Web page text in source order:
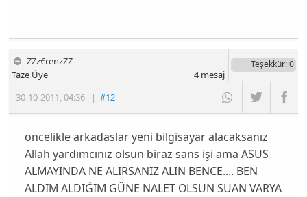
ZZz€renzZZ
30-10-2011,04:36 |#12
Taze Üye
Teşekkür: 0
4mesaj
öncelikle arkadaslar yeni bilgisayar alacaksanız
Allah yardımcınız olsun biraz sans işi ama ASUS
ALMAYINDA NE ALIRSANIZ ALIN BENCE.... BEN
ALDIM ALDIĞIM GÜNE NALET OLSUN SUAN VARYA